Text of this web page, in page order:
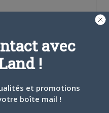
(Nouveauté). Éditeur :
avec
!
et promotions
boîte mail !